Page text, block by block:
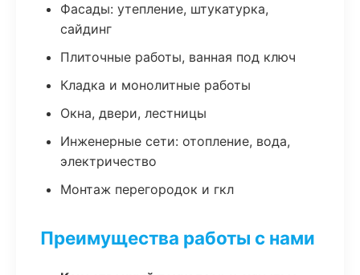
Фасады: утепление, штукатурка,
сайдинг
Плиточные работы, ванная под ключ
Кладка и монолитные работы
Окна, двери, лестницы
Инженерные сети: отопление, вода,
электричество
Монтаж перегородок и гкл
Преимущества работы с нами